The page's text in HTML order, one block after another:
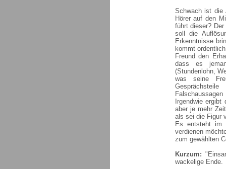
Schwach ist die
Hörer auf den
führt dieser?
soll die
Erkenntnisse
kommt
Freund den
dass es
(Stundenlohn,
was seine
Irgendwie
aber je mehr
als sei die Figur
Es entsteht im
verdienen
zum gewählten
Kurzum:
wackelige Ende.